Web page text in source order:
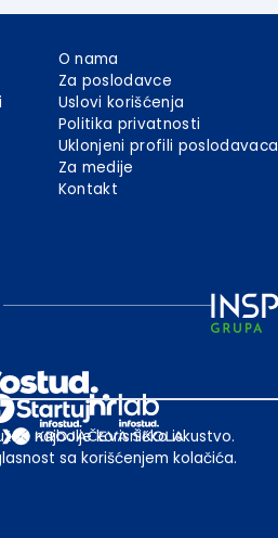
O nama
Za poslodavce
Uslovi korišćenja
Politika privatnosti
Uklonjeni profili poslodavaca
Za medije
Kontakt
najbolje korisničko iskustvo.
sa korišćenjem kolačića.